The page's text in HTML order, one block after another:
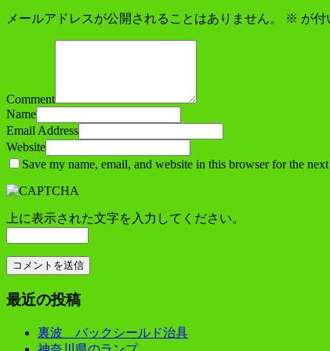
メールアドレスが公開されることはありません。 ※ が付
Comment
Name
Email Address
Website
Save my name, email, and website in this browser for the
上に表示された文字を入力してください。
最近の投稿
裏波 バックシールド治具